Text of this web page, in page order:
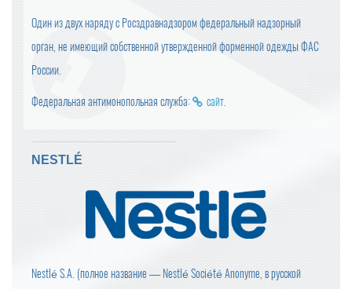
Один из двух наряду с Росздравнадзором федеральный надзорный
орган, не имеющий собственной утвержденной форменной одежды ФАС
России.
Федеральная антимонопольная служба: сайт.
NESTLÉ
Nestlé S.A. (полное название — Nestlé Société Anonyme, в русской